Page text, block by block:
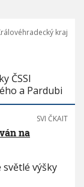
kraj
ČSSI
a Pardubi
SVI ČKAIT
na
výšky